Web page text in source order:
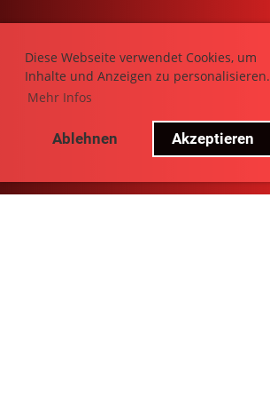
Diese Webseite verwendet Cookies, um
Inhalte und Anzeigen zu personalisieren.
Mehr Infos
Ablehnen Akzeptieren